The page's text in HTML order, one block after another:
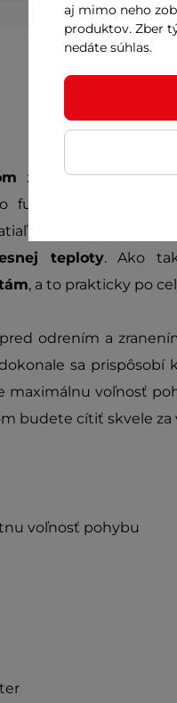
z kolekcie
funkčného
čo tá vonkajšia je
teploty. Ako
, a to prakticky po
odrením a
sa prispôsobí
maximálnu voľnosť
budete cítiť skvele
voľnosť pohybu
aj mimo neho
produktov. Zber
nedáte súhlas.